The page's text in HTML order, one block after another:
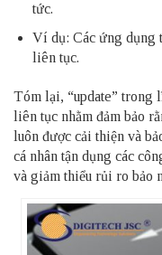
tức.
Ví dụ: Các ứng dụng
liên tục.
Tóm lại, “update” trong
liên tục nhằm đảm bảo
luôn được cải thiện và
cá nhân tận dụng các
và giảm thiểu rủi ro bảo